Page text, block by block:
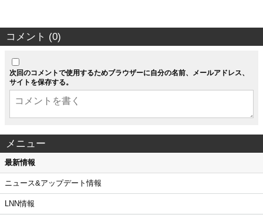
コメント (0)
次回のコメントで使用するためブラウザーに自分の名前、メールアドレス、
サイトを保存する。
メニュー
最新情報
ニュース&アップデート情報
LNN情報